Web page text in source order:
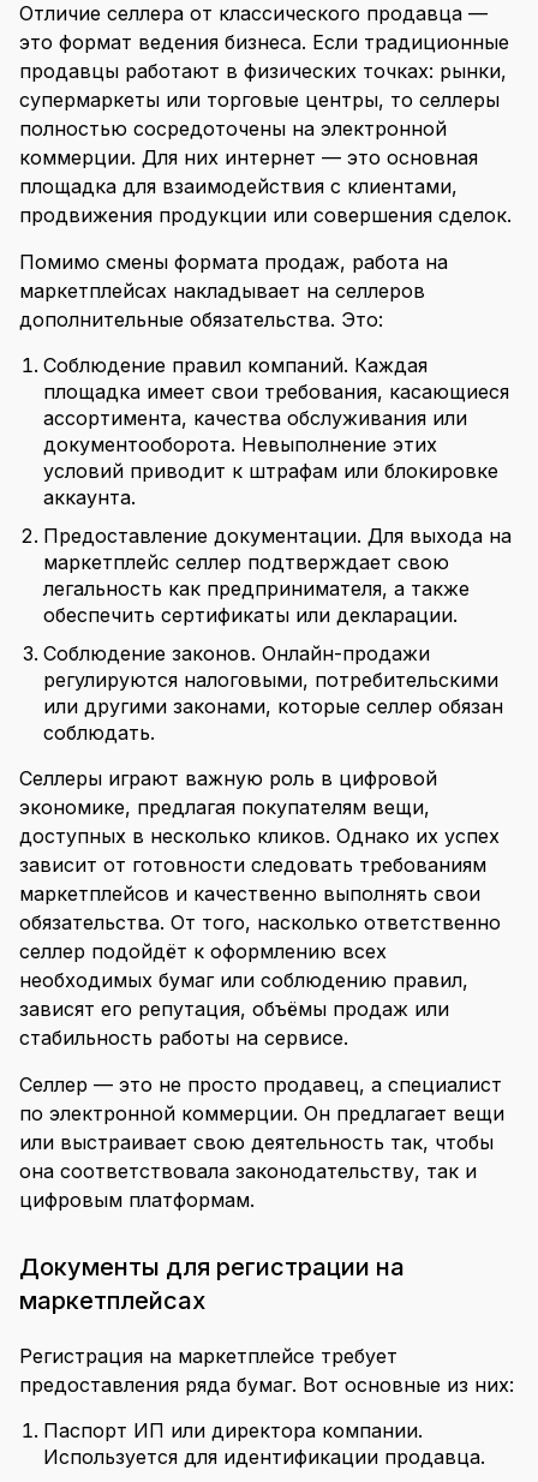
Отличие селлера от классического продавца —
это формат ведения бизнеса. Если традиционные
продавцы работают в физических точках: рынки,
супермаркеты или торговые центры, то селлеры
полностью сосредоточены на электронной
коммерции. Для них интернет — это основная
площадка для взаимодействия с клиентами,
продвижения продукции или совершения сделок.
Помимо смены формата продаж, работа на
маркетплейсах накладывает на селлеров
дополнительные обязательства. Это:
Соблюдение правил компаний. Каждая
площадка имеет свои требования, касающиеся
ассортимента, качества обслуживания или
документооборота. Невыполнение этих
условий приводит к штрафам или блокировке
аккаунта.
Предоставление документации. Для выхода на
маркетплейс селлер подтверждает свою
легальность как предпринимателя, а также
обеспечить сертификаты или декларации.
Соблюдение законов. Онлайн-продажи
регулируются налоговыми, потребительскими
или другими законами, которые селлер обязан
соблюдать.
Селлеры играют важную роль в цифровой
экономике, предлагая покупателям вещи,
доступных в несколько кликов. Однако их успех
зависит от готовности следовать требованиям
маркетплейсов и качественно выполнять свои
обязательства. От того, насколько ответственно
селлер подойдёт к оформлению всех
необходимых бумаг или соблюдению правил,
зависят его репутация, объёмы продаж или
стабильность работы на сервисе.
Селлер — это не просто продавец, а специалист
по электронной коммерции. Он предлагает вещи
или выстраивает свою деятельность так, чтобы
она соответствовала законодательству, так и
цифровым платформам.
Документы для регистрации на
маркетплейсах
Регистрация на маркетплейсе требует
предоставления ряда бумаг. Вот основные из них:
Паспорт ИП или директора компании.
Используется для идентификации продавца.